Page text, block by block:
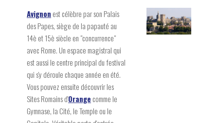
Avignon est célèbre par son Palais
des Papes, siège de la papauté au
14è et 15è siècle en "concurrence"
avec Rome. Un espace magistral qui
est aussi le centre principal du festival
qui s'y déroule chaque année en été.
Vous pouvez ensuite découvrir les
Sites Romains d'Orange comme le
Gymnase, la Cité, le Temple ou le